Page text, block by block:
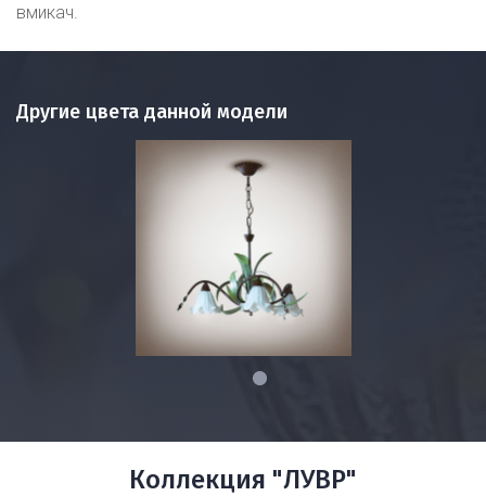
вмикач.
Другие цвета данной модели
1
Коллекция "ЛУВР"